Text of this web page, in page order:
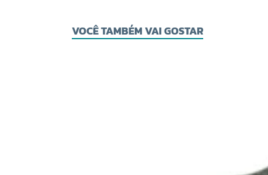
VOCÊ TAMBÉM VAI GOSTAR